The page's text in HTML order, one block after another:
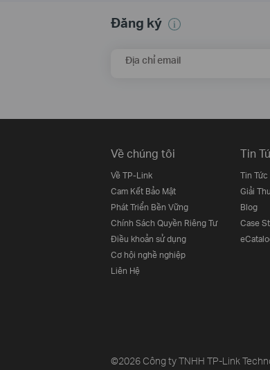
Đăng ký
Địa chỉ email
Về chúng tôi
Về TP-Link
Cam Kết Bảo Mật
Phát Triển Bền Vững
Chính Sách Quyền Riêng Tư
Điều khoản sử dụng
Cơ hội nghề nghiệp
Liên Hệ
Tin
Tin Tức
Giải
Blog
Case
©2026 Công ty TNHH TP-Link